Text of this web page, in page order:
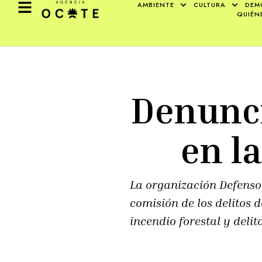
AMBIENTE CULTURA
en
La organización
comisión de los delitos
incendio forestal y